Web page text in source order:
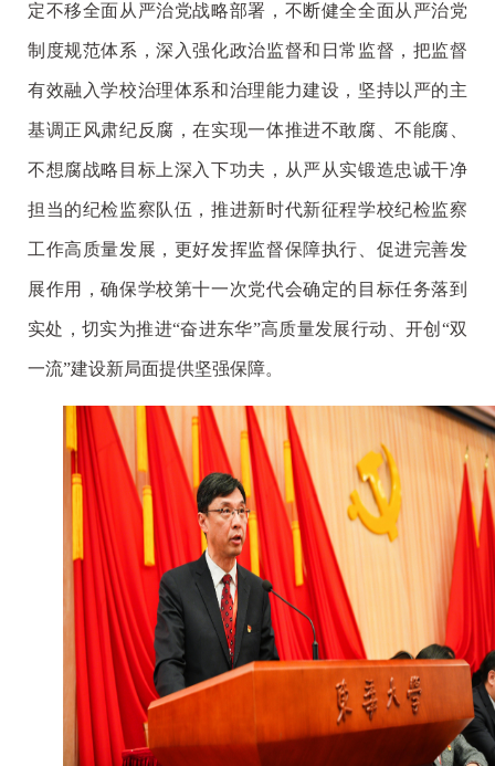
定不移全面从严治党战略部署，不断健全全面从严治党
制度规范体系，深入强化政治监督和日常监督，把监督
有效融入学校治理体系和治理能力建设，坚持以严的主
基调正风肃纪反腐，在实现一体推进不敢腐、不能腐、
不想腐战略目标上深入下功夫，从严从实锻造忠诚干净
担当的纪检监察队伍，推进新时代新征程学校纪检监察
工作高质量发展，更好发挥监督保障执行、促进完善发
展作用，确保学校第十一次党代会确定的目标任务落到
实处，切实为推进“奋进东华”高质量发展行动、开创“双
一流”建设新局面提供坚强保障。